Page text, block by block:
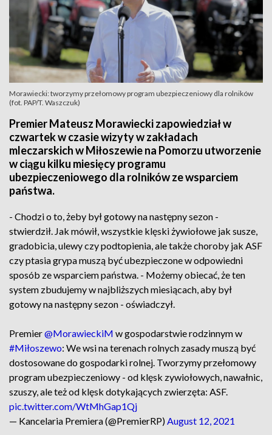
Morawiecki: tworzymy przełomowy program ubezpieczeniowy dla rolników
(fot. PAP/T. Waszczuk)
Premier Mateusz Morawiecki zapowiedział w
czwartek w czasie wizyty w zakładach
mleczarskich w Miłoszewie na Pomorzu utworzenie
w ciągu kilku miesięcy programu
ubezpieczeniowego dla rolników ze wsparciem
państwa.
- Chodzi o to, żeby był gotowy na następny sezon -
stwierdził. Jak mówił, wszystkie klęski żywiołowe jak susze,
gradobicia, ulewy czy podtopienia, ale także choroby jak ASF
czy ptasia grypa muszą być ubezpieczone w odpowiedni
sposób ze wsparciem państwa. - Możemy obiecać, że ten
system zbudujemy w najbliższych miesiącach, aby był
gotowy na następny sezon - oświadczył.
Premier@MorawieckiM w gospodarstwie rodzinnym w
#Miłoszewo: We wsi na terenach rolnych zasady muszą być
dostosowane do gospodarki rolnej. Tworzymy przełomowy
program ubezpieczeniowy - od klęsk zywiołowych, nawałnic,
szuszy, ale też od klęsk dotykających zwierzęta: ASF.
pic.twitter.com/WtMhGap1Qj
— Kancelaria Premiera (@PremierRP)August 12, 2021